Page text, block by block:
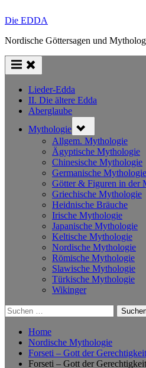
Die EDDA
Nordische Göttersagen und
Lieder-Edda
II. Die ältere Edda
Aberglaube
Mythologie sub-
menu
Allgem. Mythologie
Ägyptische Mythologie
Chinesische Mythologie
Germanische Mythologie
Götter & Figuren in der
Griechische Mythologie
Heidnische Bräuche
Irische Mythologie
Japanische Mythologie
Keltische Mythologie
Nordische Mythologie
Römische Mythologie
Slawische Mythologie
Türkische Mythologie
Wikinger
Suchen
nach:
Home
Nordische Mythologie
Forseti – Gott der
Forseti – Gott der